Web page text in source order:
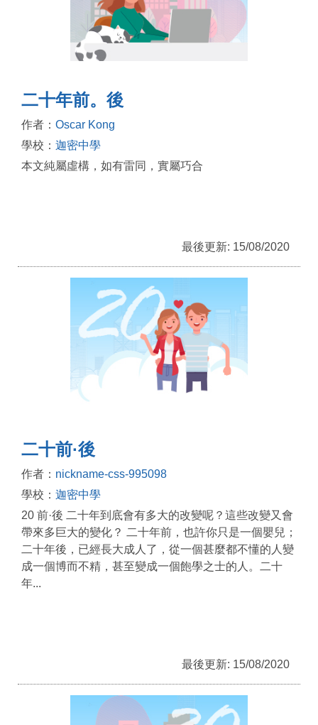
二十年前。後
作者： Oscar Kong
學校： 迦密中學
本文純屬虛構，如有雷同，實屬巧合
最後更新: 15/08/2020
二十前·後
作者： nickname-css-995098
學校： 迦密中學
20 前·後 二十年到底會有多大的改變呢？這些改變又會
帶來多巨大的變化？ 二十年前，也許你只是一個嬰兒；
二十年後，已經長大成人了，從一個甚麼都不懂的人變
成一個博而不精，甚至變成一個飽學之士的人。二十
年...
最後更新: 15/08/2020